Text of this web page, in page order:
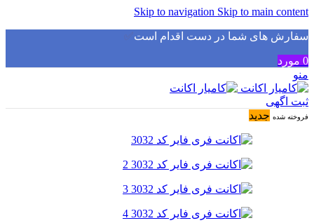
Skip to navigation Skip to main content
سفارش های شما در دست اقدام است✅
0 مورد
منو
ثبت اگهی
فروخته شده جدید